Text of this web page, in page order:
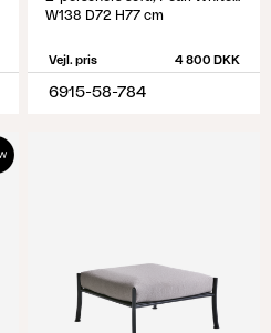
W138 D72 H77 cm
Vejl. pris 4 800 DKK
6915-58-784